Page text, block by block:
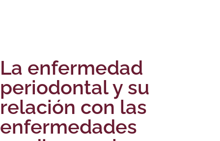
La enfermedad
periodontal y su
relación con las
enfermedades